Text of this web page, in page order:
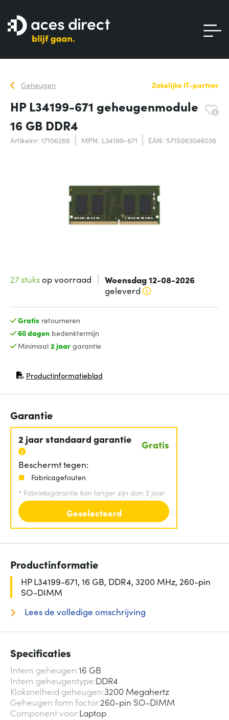
Geheugen Zakelijke IT-partner
HP L34199-671 geheugenmodule
16 GB DDR4
Artikelnr: 17106266 MPN: L34199-671 EAN: 5715063046036
27 stuksop voorraad Woensdag 12-08-2026
geleverd
Gratis retourneren
60 dagenbedenktermijn
Minimaal 2 jaargarantie
Productinformatieblad
(opent in nieuw venster)
Garantie
2 jaar standaard garantie Gratis
Beschermt tegen:
Fabricagefouten
* Fabrieksgarantie kan langer zijn dan 2 jaar
Geselecteerd
Productinformatie
HP L34199-671, 16 GB, DDR4, 3200 MHz, 260-pin
SO-DIMM
Lees de volledige omschrijving
Specificaties
Intern geheugen 16 GB
Intern geheugentype DDR4
Kloksnelheid geheugen 3200 Megahertz
Geheugen form factor 260-pin SO-DIMM
Component voor Laptop